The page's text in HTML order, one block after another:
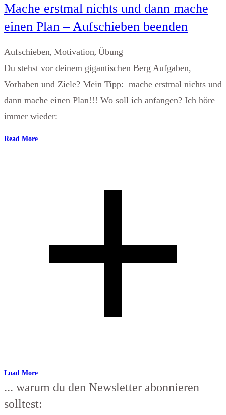
Mache erstmal nichts und dann mache
einen Plan – Aufschieben beenden
Aufschieben, Motivation, Übung
Du stehst vor deinem gigantischen Berg Aufgaben,
Vorhaben und Ziele? Mein Tipp: mache erstmal nichts und
dann mache einen Plan!!! Wo soll ich anfangen? Ich höre
immer wieder:
Read More
Load More
... warum du den Newsletter abonnieren
solltest: